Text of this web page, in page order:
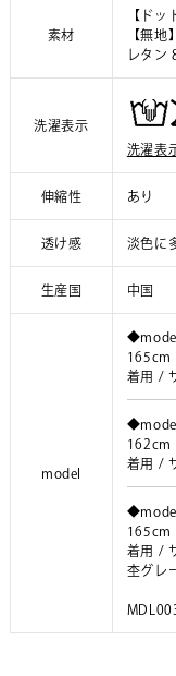
素材
【ドッ
【無
レタン
洗濯表示
洗濯表
伸縮性 あり
透け感 淡色に
生産国 中国
model
165cm
着用 /
162cm
着用 /
165cm
着用 /
杢グレ